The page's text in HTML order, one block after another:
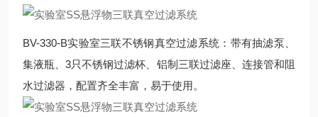
BV-330-B实验室三联不锈钢真空过滤系统：带有抽滤泵、
集液瓶、3只不锈钢过滤杯、铝制三联过滤座、连接管和阻
水过滤器，配置齐全丰富，易于使用。